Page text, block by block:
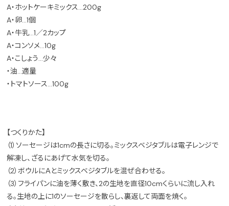
A・ホットケーキミックス…200g
A・卵…1個
A・牛乳…1／2カップ
A・コンソメ…10g
A・こしょう…少々
・油…適量
・トマトソース…100g
【つくりかた】
（1）ソーセージは1cmの長さに切る。ミックスベジタブルは電子レンジで
解凍し、ざるにあげて水気を切る。
（2）ボウルにＡとミックスベジタブルを混ぜ合わせる。
（3）フライパンに油を薄く敷き、2の生地を直径10cmくらいに流し入れ
る。生地の上に1のソーセージを散らし、裏返して両面を焼く。